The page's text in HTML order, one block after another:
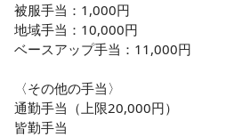
被服手当：1,000円
地域手当：10,000円
ベースアップ手当：11,000円
〈その他の手当〉
通勤手当（上限20,000円）
皆勤手当